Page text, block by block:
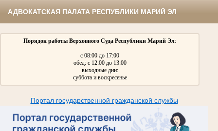
АДВОКАТСКАЯ ПАЛАТА РЕСПУБЛИКИ МАРИЙ ЭЛ
Порядок работы Верховного Суда Республики Марий Эл:
с 08:00 до 17:00
обед: с 12:00 до 13:00
выходные дни:
суббота и воскресенье
Портал государственной гражданской службы